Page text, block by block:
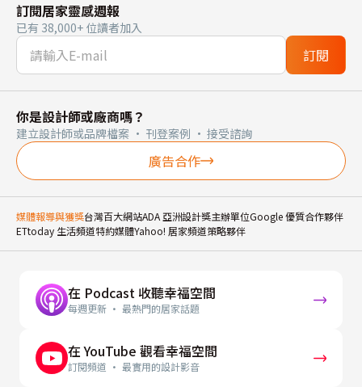
訂閱居家靈感週報
已有 38,000+ 位讀者加入
訂閱
你是設計師或廠商嗎？
建立設計師或品牌檔案 · 刊登案例 · 接受諮詢
廣告合作
媒體報導與獲獎台灣百大網站ADA 亞洲設計獎主辦單位Google 優質合作夥伴
ETtoday 生活頻道特約媒體Yahoo! 居家頻道策略夥伴
在 Podcast 收聽幸福空間
每週更新 · 最熱門的居家話題
在 YouTube 觀看幸福空間
訂閱頻道 · 最實用的設計影音